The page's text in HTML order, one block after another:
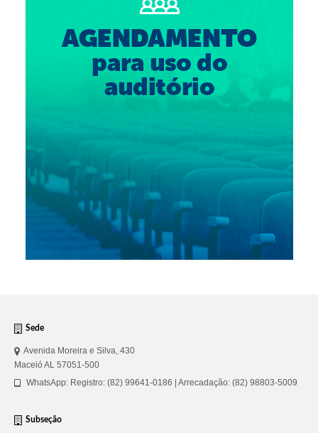
Sede
Avenida Moreira e Silva, 430
Maceió AL 57051-500
WhatsApp: Registro: (82) 99641-0186 | Arrecadação: (82) 98803-5009
Subseção